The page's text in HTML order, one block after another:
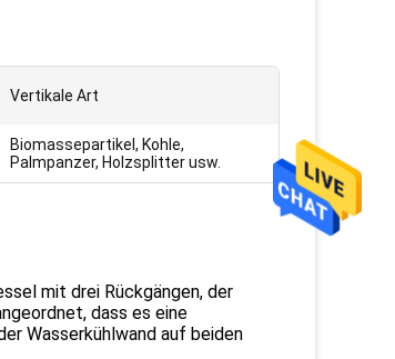
Vertikale Art
Biomassepartikel, Kohle,
Palmpanzer, Holzsplitter usw.
mit drei Rückgängen, der
dass es eine
Wasserkühlwand auf beiden